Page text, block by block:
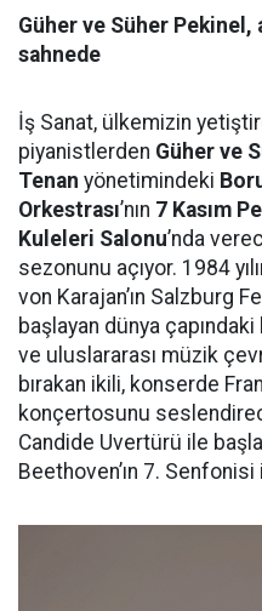
Güher ve Süher Pekinel,
sahnede
İş Sanat, ülkemizin
piyanistlerden Güher ve
Tenan yönetimindeki
Orkestrası’nın 7 Kasım
Kuleleri Salonu’nda
sezonunu açıyor. 1984
von Karajan’ın Salzburg
başlayan dünya
ve uluslararası müzik
bırakan ikili, konserde
konçertosunu
Candide Uvertürü ile
Beethoven’ın 7.